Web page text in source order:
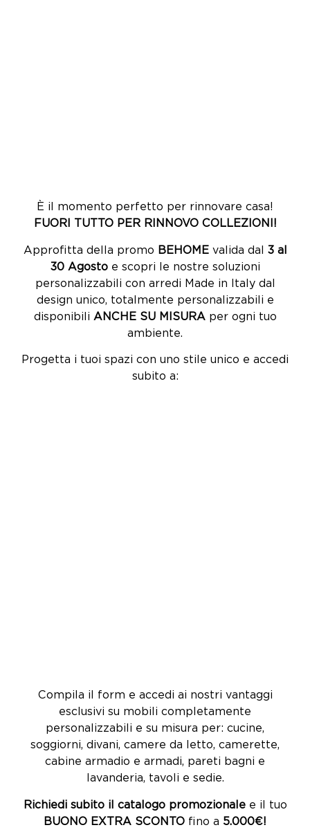
È il momento perfetto per rinnovare casa!
FUORI TUTTO PER RINNOVO COLLEZIONI!
Approfitta della promo BEHOMEvalida dal 3 al
30 Agostoe scopri le nostre soluzioni
personalizzabili con arredi Made in Italy dal
design unico, totalmente personalizzabili e
disponibili ANCHE SU MISURAper ogni tuo
ambiente.
Progetta i tuoi spazi con uno stile unico e accedi
subito a:
Compila il form e accedi ai nostri vantaggi
esclusivi su mobili completamente
personalizzabili e su misura per: cucine,
soggiorni, divani, camere da letto, camerette,
cabine armadio e armadi, pareti bagni e
lavanderia, tavoli e sedie.
Richiedi subito il catalogo promozionalee il tuo
BUONO EXTRA SCONTO fino a 5.000€!